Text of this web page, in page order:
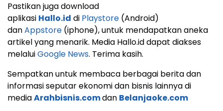
Pastikan juga download
aplikasi Hallo.id di Playstore (Android)
danAppstore (iphone), untuk mendapatkan aneka
artikel yang menarik. Media Hallo.id dapat diakses
melaluiGoogle News. Terima kasih.
Sempatkan untuk membaca berbagai berita dan
informasi seputar ekonomi dan bisnis lainnya di
mediaArahbisnis.comdan Belanjaoke.com